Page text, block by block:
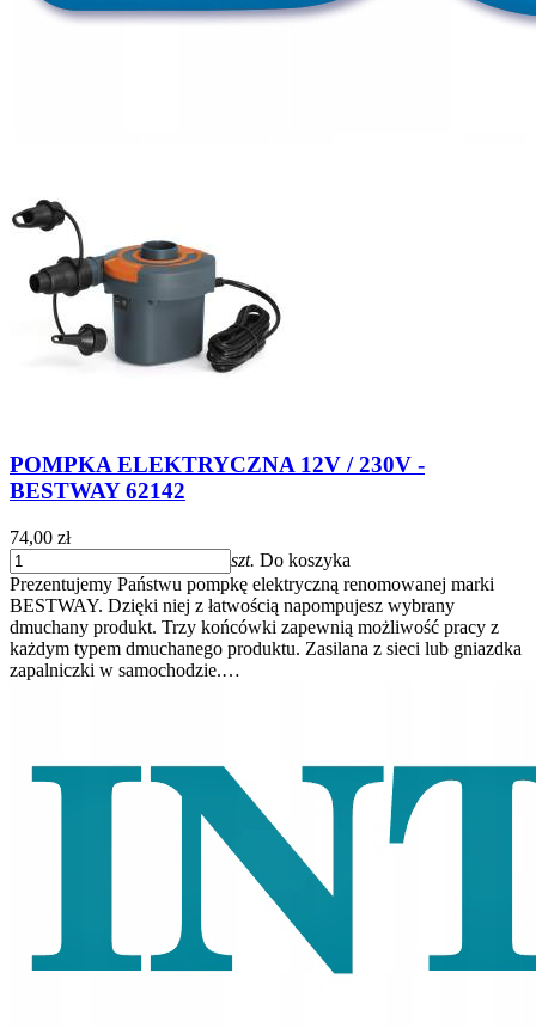
POMPKA ELEKTRYCZNA 12V / 230V -
BESTWAY 62142
74,00 zł
szt. Do koszyka
Prezentujemy Państwu pompkę elektryczną renomowanej marki
BESTWAY. Dzięki niej z łatwością napompujesz wybrany
dmuchany produkt. Trzy końcówki zapewnią możliwość pracy z
każdym typem dmuchanego produktu. Zasilana z sieci lub gniazdka
zapalniczki w samochodzie.…